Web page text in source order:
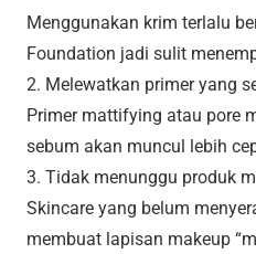
Menggunakan krim terlalu
Foundation jadi sulit
2. Melewatkan primer yang
Primer mattifying atau pore
sebum akan muncul lebih
3. Tidak menunggu produk
Skincare yang belum
membuat lapisan makeup